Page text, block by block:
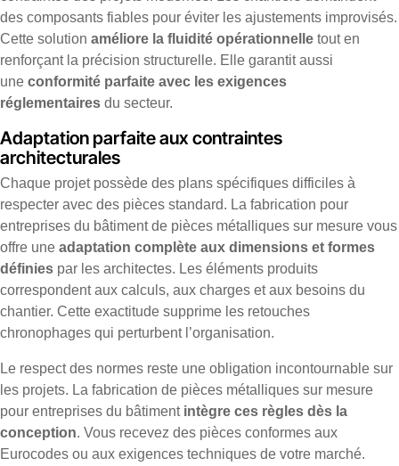
des composants fiables pour éviter les ajustements improvisés.
Cette solution améliore la fluidité opérationnelle tout en
renforçant la précision structurelle. Elle garantit aussi
une conformité parfaite avec les exigences
réglementaires du secteur.
Adaptation parfaite aux contraintes
architecturales
Chaque projet possède des plans spécifiques difficiles à
respecter avec des pièces standard. La fabrication pour
entreprises du bâtiment de pièces métalliques sur mesure vous
offre une adaptation complète aux dimensions et formes
définies par les architectes. Les éléments produits
correspondent aux calculs, aux charges et aux besoins du
chantier. Cette exactitude supprime les retouches
chronophages qui perturbent l’organisation.
Le respect des normes reste une obligation incontournable sur
les projets. La fabrication de pièces métalliques sur mesure
pour entreprises du bâtiment intègre ces règles dès la
conception. Vous recevez des pièces conformes aux
Eurocodes ou aux exigences techniques de votre marché.